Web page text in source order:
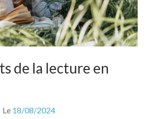
de la lecture en
Le 18/08/2024